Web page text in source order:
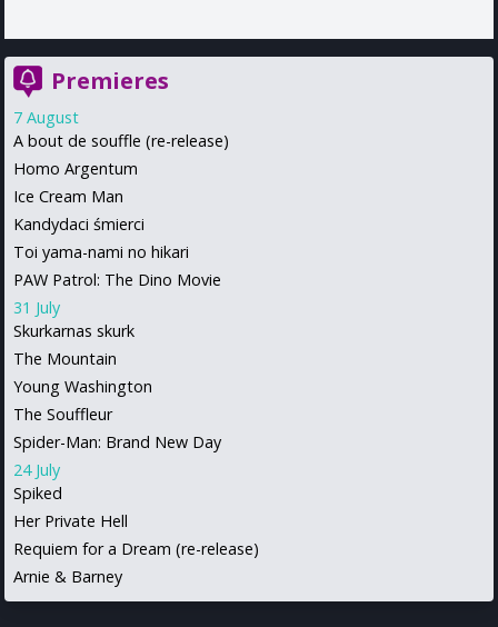
Premieres
7 August
A bout de souffle (re-release)
Homo Argentum
Ice Cream Man
Kandydaci śmierci
Toi yama-nami no hikari
PAW Patrol: The Dino Movie
31 July
Skurkarnas skurk
The Mountain
Young Washington
The Souffleur
Spider-Man: Brand New Day
24 July
Spiked
Her Private Hell
Requiem for a Dream (re-release)
Arnie & Barney